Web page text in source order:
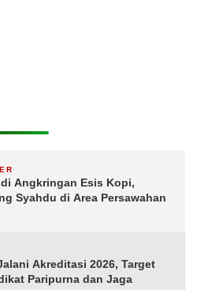
Angkringan Esis Kopi,
Syahdu di Area Persawahan
Akreditasi 2026, Target
Paripurna dan Jaga